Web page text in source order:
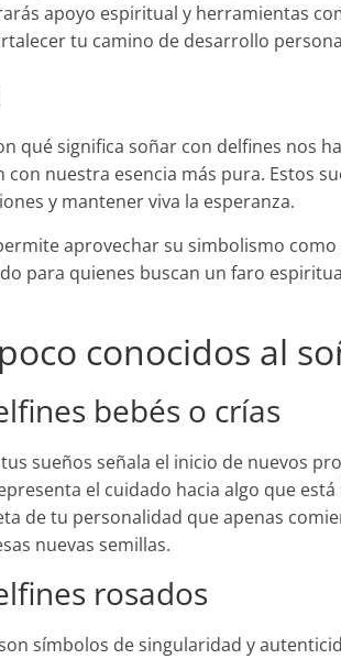
apoyo espiritual y herramientas
tu camino de desarrollo
qué significa soñar con delfines nos
con nuestra esencia más pura. Estos
y mantener viva la esperanza.
aprovechar su simbolismo como
para quienes buscan un faro
conocidos al
bebés o crías
sueños señala el inicio de nuevos
el cuidado hacia algo que
de tu personalidad que apenas
nuevas semillas.
rosados
símbolos de singularidad y